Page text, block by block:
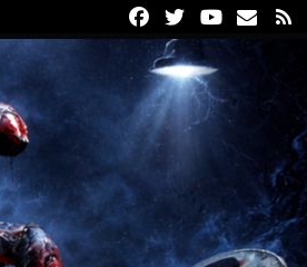
FacebookTwitterYoutube
Email